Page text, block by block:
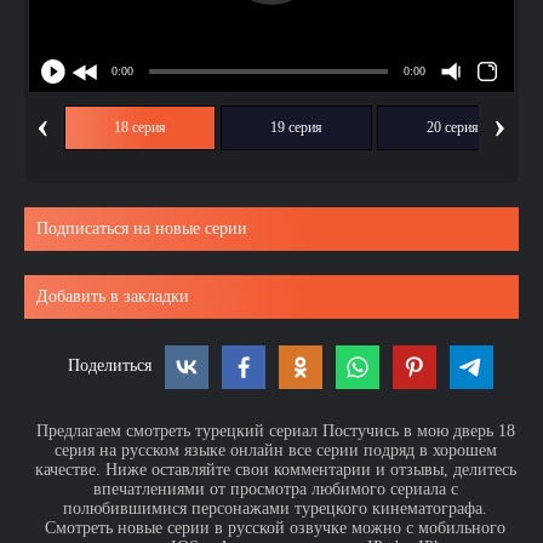
‹ 18 серия 19 серия 20 серия ›
Подписаться на новые серии
Добавить в закладки
Поделиться
Предлагаем смотреть турецкий сериал Постучись в мою дверь 18
серия на русском языке онлайн все серии подряд в хорошем
качестве. Ниже оставляйте свои комментарии и отзывы, делитесь
впечатлениями от просмотра любимого сериала с
полюбившимися персонажами турецкого кинематографа.
Смотреть новые серии в русской озвучке можно с мобильного